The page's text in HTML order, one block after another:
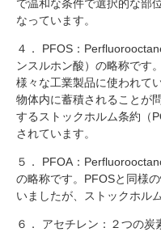
で温和な条件で選択的な部
なっています。
４． PFOS：
ンスルホン酸）の略称です
様々な工業製品に使われて
物体内に蓄積されることが
するストックホルム条約（
されています。
５． PFOA：
の略称です。PFOSと同様
いましたが、ストックホル
６． アセチレン：２つの